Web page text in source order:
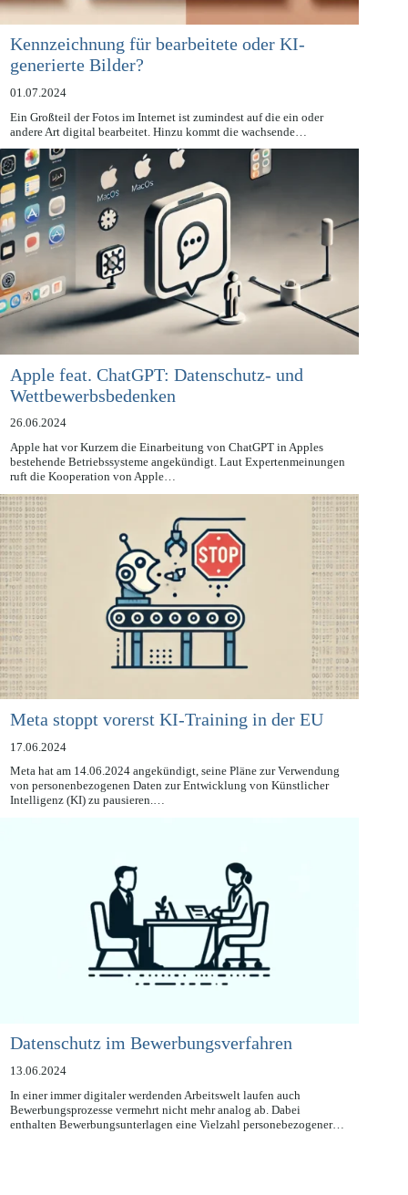
Kennzeichnung für bearbeitete oder KI-
generierte Bilder?
01.07.2024
Ein Großteil der Fotos im Internet ist zumindest auf die ein oder
andere Art digital bearbeitet. Hinzu kommt die wachsende…
Apple feat. ChatGPT: Datenschutz- und
Wettbewerbsbedenken
26.06.2024
Apple hat vor Kurzem die Einarbeitung von ChatGPT in Apples
bestehende Betriebssysteme angekündigt. Laut Expertenmeinungen
ruft die Kooperation von Apple…
Meta stoppt vorerst KI-Training in der EU
17.06.2024
Meta hat am 14.06.2024 angekündigt, seine Pläne zur Verwendung
von personenbezogenen Daten zur Entwicklung von Künstlicher
Datenschutz im Bewerbungsverfahren
13.06.2024
In einer immer digitaler werdenden Arbeitswelt laufen auch
Bewerbungsprozesse vermehrt nicht mehr analog ab. Dabei